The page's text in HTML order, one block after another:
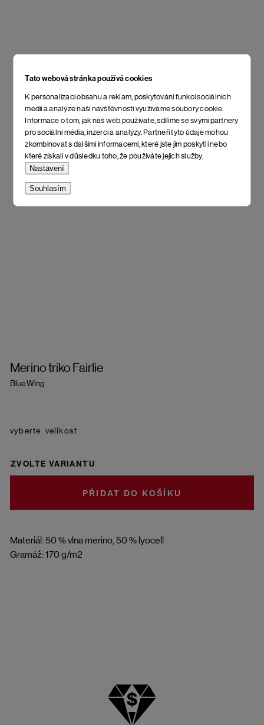
Tato webová stránka používá cookies
K personalizaci obsahu a reklam, poskytování funkcí sociálních
médií a analýze naší návštěvnosti využíváme soubory cookie.
Informace o tom, jak náš web používáte, sdílíme se svými partnery
pro sociální média, inzerci a analýzy. Partneři tyto údaje mohou
zkombinovat s dalšími informacemi, které jste jim poskytli nebo
které získali v důsledku toho, že používáte jejich služby.
Nastavení
Souhlasím
Merino triko Fairlie
Blue Wing
Materiál: 50 % vlna merino, 50 % lyocell
Gramáž: 170 g/m2
velikost
ZVOLTE VARIANTU
DO KOŠÍKU